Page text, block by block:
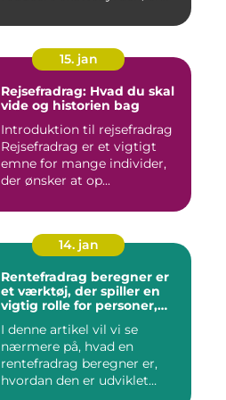
15. jan
Rejsefradrag: Hvad du skal
vide og historien bag
Introduktion til rejsefradrag
Rejsefradrag er et vigtigt
emne for mange individer,
der ønsker at op...
14. jan
Rentefradrag beregner er
et værktøj, der spiller en
vigtig rolle for personer,
optimere deres
skatteindberetning og få
mest muligt ud af de
potentielle skattefordele
I denne artikel vil vi se
nærmere på, hvad en
rentefradrag beregner er,
hvordan den er udviklet